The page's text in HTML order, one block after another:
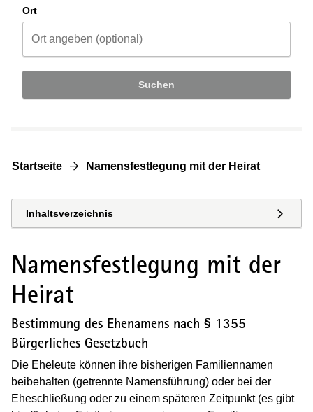
Ort
Suchen
Startseite Namensfestlegung mit der Heirat
Inhaltsverzeichnis
Namensfestlegung mit der
Heirat
Bestimmung des Ehenamens nach § 1355
Bürgerliches Gesetzbuch
Die Eheleute können ihre bisherigen Familiennamen
beibehalten (getrennte Namensführung) oder bei der
Eheschließung oder zu einem späteren Zeitpunkt (es gibt